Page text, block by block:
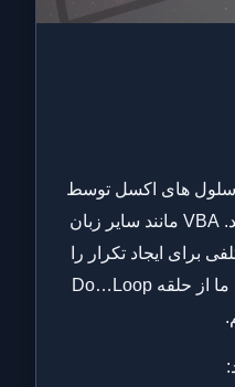
سلول های اکسل توسط
VBA باید از حلقه ها استفاده نمایید. VBA مانند سایر زبان
برای ایجاد تکرار را
پشتیبانی می نماید. در این آموزش ما از حلقه Do…Loop